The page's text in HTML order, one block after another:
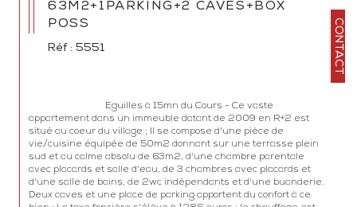
CONTACT
63M2+1PARKING+2 CAVES+BOX
POSS
Réf : 5551
appartement dans un immeuble datant de 2009 en R+2 est
situé au coeur du village ; Il se compose d'une pièce de
vie/cuisine équipée de 50m2 donnant sur une terrasse plein
sud et au calme absolu de 63m2, d'une chambre parentale
avec placards et salle d'eau, de 3 chambres avec placards et
d'une salle de bains, de 2wc indépendants et d'une buanderie.
Deux caves et une place de parking apportent du confort à ce